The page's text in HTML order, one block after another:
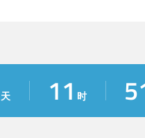
天 11 时